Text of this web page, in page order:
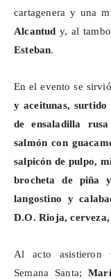
cartagenera y una
Alcantud y, al
Esteban.
En el evento se
y aceitunas, surtido
de ensaladilla
salmón con
salpicón de pulpo,
brocheta de piña
langostino y
D.O. Rioja,
Al acto asistieron
Semana Santa;